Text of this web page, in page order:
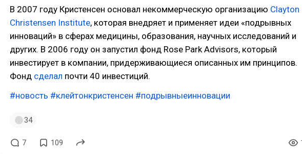
В 2007 году Кристенсен основал некоммерческую организацию Clayton
Christensen Institute, которая внедряет и применяет идеи «подрывных
инноваций» в сферах медицины, образования, научных исследований и
других. В 2006 году он запустил фонд Rose Park Advisors, который
инвестирует в компании, придерживающиеся описанных им принципов.
Фонд сделал почти 40 инвестиций.
#новость #клейтонкристенсен #подрывныеинновации
34
7 109